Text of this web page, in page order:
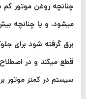
چنانچه روغن موتور
میشود، و یا چنانچه
برق گرفته شود برای
قطع میکند و در
سیستم در کمتر موتور